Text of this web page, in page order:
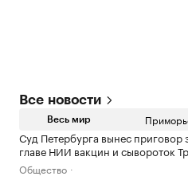
Все новости
Весь мир
Суд Петербурга вынес приговор
главе НИИ вакцин и сывороток
Общество